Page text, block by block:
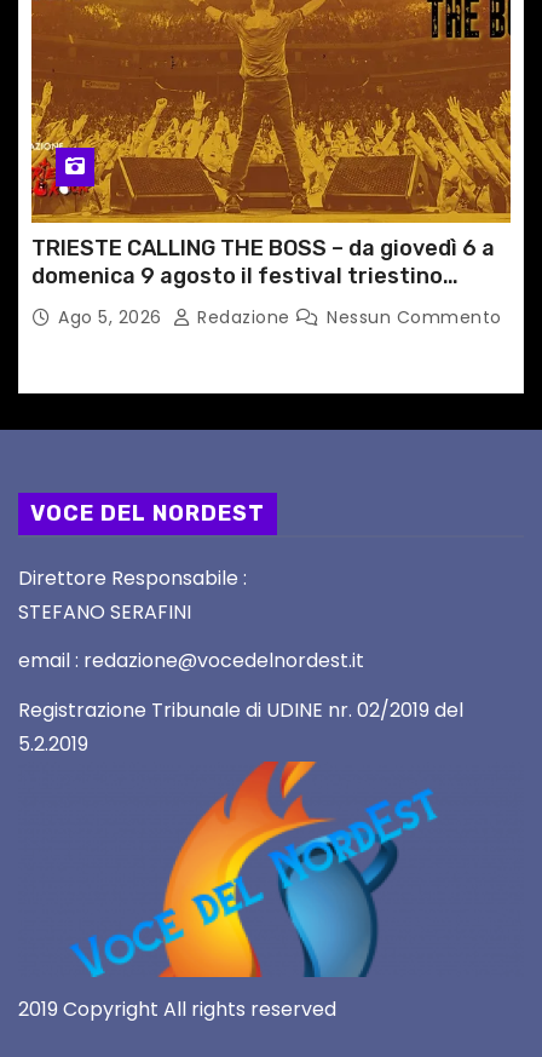
TRIESTE CALLING THE BOSS – da giovedì 6 a
domenica 9 agosto il festival triestino
dedicato a Springsteen
Ago 5, 2026 Redazione Nessun Commento
VOCE DEL NORDEST
Direttore Responsabile :
STEFANO SERAFINI
email : redazione@vocedelnordest.it
Registrazione Tribunale di UDINE nr. 02/2019 del
5.2.2019
2019 Copyright All rights reserved